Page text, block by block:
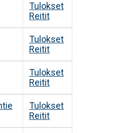
Tulokset
Reitit
Tulokset
Reitit
Tulokset
Reitit
Tulokset
Reitit